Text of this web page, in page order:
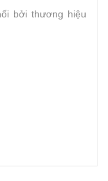
bởi thương hiệu